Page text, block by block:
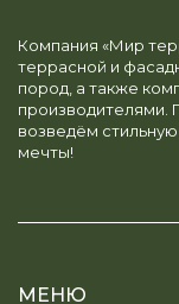
Компания «Мир
террасной и
пород, а также
возведём
мечты!
МЕНЮ